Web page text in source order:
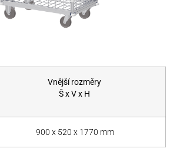
Vnější rozměry
Š x V x H
900 x 520 x 1770 mm